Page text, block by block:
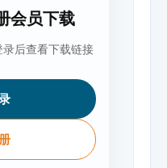
会员下载
后查看下载链接